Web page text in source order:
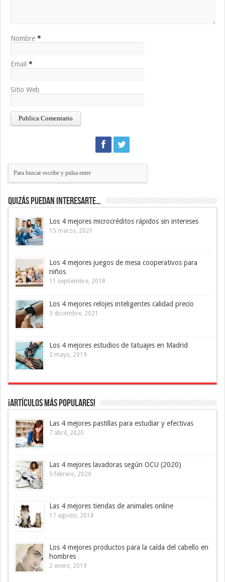
Nombre *
Email *
Sitio Web
Quizás puedan interesarte…
Los 4 mejores microcréditos rápidos sin intereses
15 marzo, 2021
Los 4 mejores juegos de mesa cooperativos para
niños
11 septiembre, 2018
Los 4 mejores relojes inteligentes calidad precio
3 diciembre, 2021
Los 4 mejores estudios de tatuajes en Madrid
2 mayo, 2019
¡Artículos más Populares!
Las 4 mejores pastillas para estudiar y efectivas
7 abril, 2020
Las 4 mejores lavadoras según OCU (2020)
5 febrero, 2020
Las 4 mejores tiendas de animales online
17 agosto, 2018
Los 4 mejores productos para la caída del cabello en
hombres
2 enero, 2019